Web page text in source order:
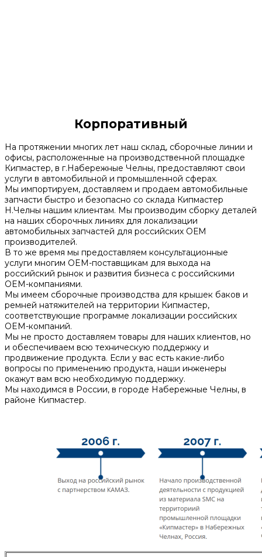
Корпоративный
На протяжении многих лет наш склад, сборочные линии и
офисы, расположенные на производственной площадке
Кипмастер, в г.Набережные Челны, предоставляют свои
услуги в автомобильной и промышленной сферах.
Мы импортируем, доставляем и продаем автомобильные
запчасти быстро и безопасно со склада Кипмастер
Н.Челны нашим клиентам. Мы производим сборку деталей
на наших сборочных линиях для локализации
автомобильных запчастей для российских ОЕМ
производителей.
В то же время мы предоставляем консультационные
услуги многим OEM-поставщикам для выхода на
российский рынок и развития бизнеса с российскими
OEM-компаниями.
Мы имеем сборочные производства для крышек баков и
ремней натяжителей на территории Кипмастер,
соответствующие программе локализации российских
OEM-компаний.
Мы не просто доставляем товары для наших клиентов, но
и обеспечиваем всю техническую поддержку и
продвижение продукта. Если у вас есть какие-либо
вопросы по применению продукта, наши инженеры
окажут вам всю необходимую поддержку.
Мы находимся в России, в городе Набережные Челны, в
районе Кипмастер.